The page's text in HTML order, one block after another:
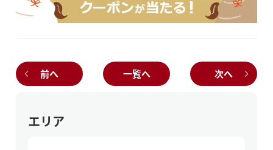
前へ 一覧へ 次へ
エリア